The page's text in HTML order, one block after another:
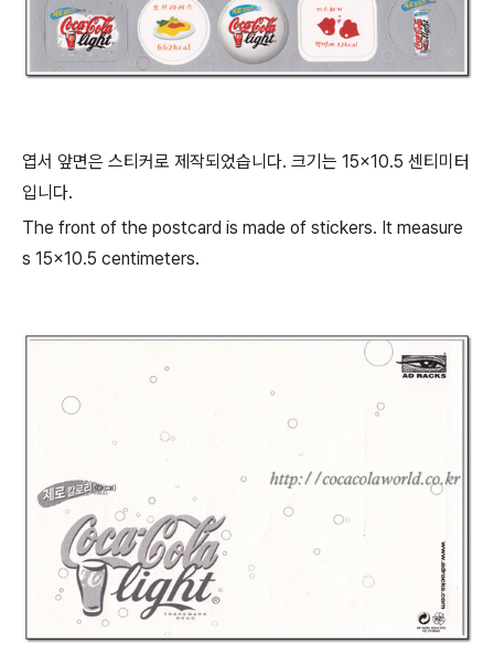
엽서 앞면은 스티커로 제작되었습니다. 크기는 15×10.5 센티미터
입니다.
The front of the postcard is made of stickers. It measure
s 15×10.5 centimeters.